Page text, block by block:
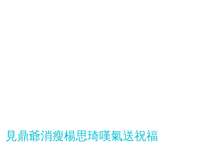
見鼎爺消瘦楊思琦嘆氣送祝福